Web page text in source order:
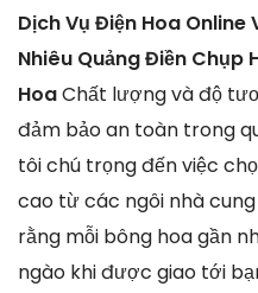
Dịch Vụ Điện Hoa
Nhiêu Quảng Điền Chụp
HoaChất lượng và độ
đảm bảo an toàn trong
tôi chú trọng đến việc
cao từ các ngôi nhà
rằng mỗi bông hoa gần
ngào khi được giao tới